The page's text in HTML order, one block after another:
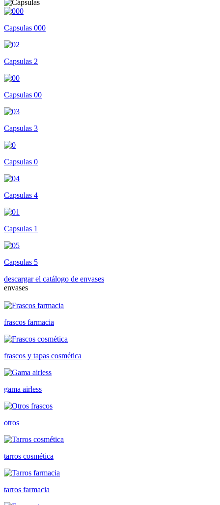
Capsulas 000
Capsulas 2
Capsulas 00
Capsulas 3
Capsulas 0
Capsulas 4
Capsulas 1
Capsulas 5
descargar el catálogo de envases
envases
frascos farmacia
frascos y tapas cosmética
gama airless
otros
tarros cosmética
tarros farmacia